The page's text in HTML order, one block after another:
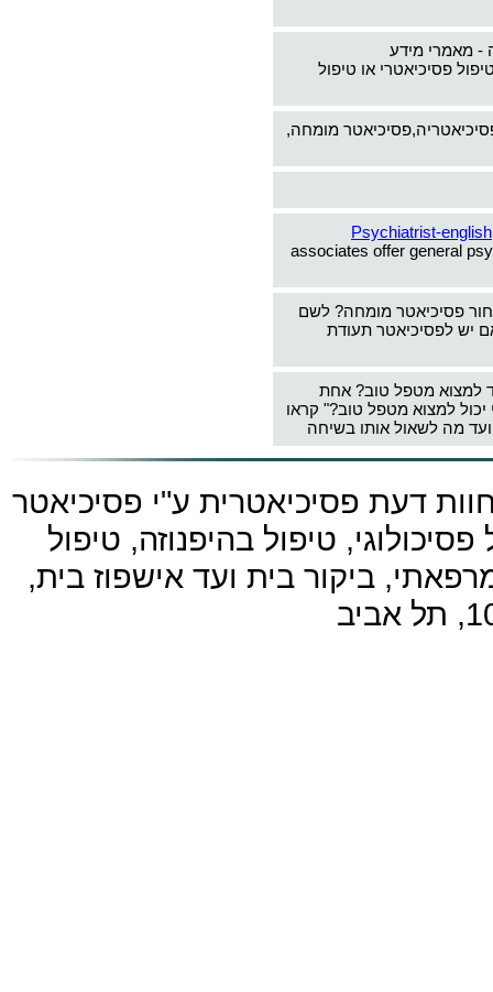
- מאמרי מידע
פסיכיאטרי או טיפול
מומחה,
Psychiatrist-english
associates offer general
פסיכיאטר מומחה? לשם
יש לפסיכיאטר תעודת
למצוא מטפל טוב? אחת
למצוא מטפל טוב?" קראו
מה לשאול אותו בשיחה
דעת פסיכיאטרית ע"י פסיכיאטר
טיפול בהיפנוזה, טיפול
ביקור בית ועד אישפוז בית,